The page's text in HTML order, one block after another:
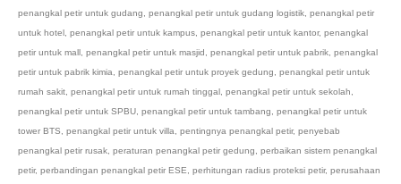
penangkal petir untuk gudang, penangkal petir untuk gudang logistik, penangkal petir
untuk hotel, penangkal petir untuk kampus, penangkal petir untuk kantor, penangkal
petir untuk mall, penangkal petir untuk masjid, penangkal petir untuk pabrik, penangkal
petir untuk pabrik kimia, penangkal petir untuk proyek gedung, penangkal petir untuk
rumah sakit, penangkal petir untuk rumah tinggal, penangkal petir untuk sekolah,
penangkal petir untuk SPBU, penangkal petir untuk tambang, penangkal petir untuk
tower BTS, penangkal petir untuk villa, pentingnya penangkal petir, penyebab
penangkal petir rusak, peraturan penangkal petir gedung, perbaikan sistem penangkal
petir, perbandingan penangkal petir ESE, perhitungan radius proteksi petir, perusahaan